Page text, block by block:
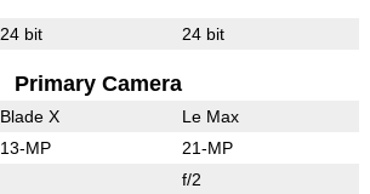
24 bit 24 bit
Primary Camera
Blade X Le Max
13-MP 21-MP
f/2